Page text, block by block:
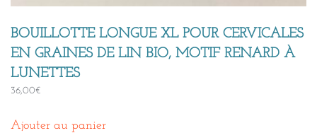
BOUILLOTTE LONGUE XL POUR CERVICALES
EN GRAINES DE LIN BIO, MOTIF RENARD À
LUNETTES
36,00€
Ajouter au panier